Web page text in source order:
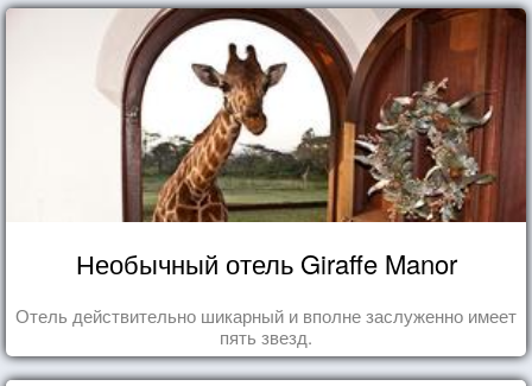
Необычный отель Giraffe Manor
Отель действительно шикарный и вполне заслуженно имеет
пять звезд.